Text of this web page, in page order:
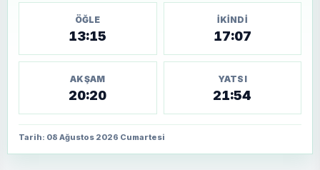
ÖĞLE
13:15
İKINDI
17:07
AKŞAM
20:20
YATSI
21:54
Tarih: 08 Ağustos 2026 Cumartesi